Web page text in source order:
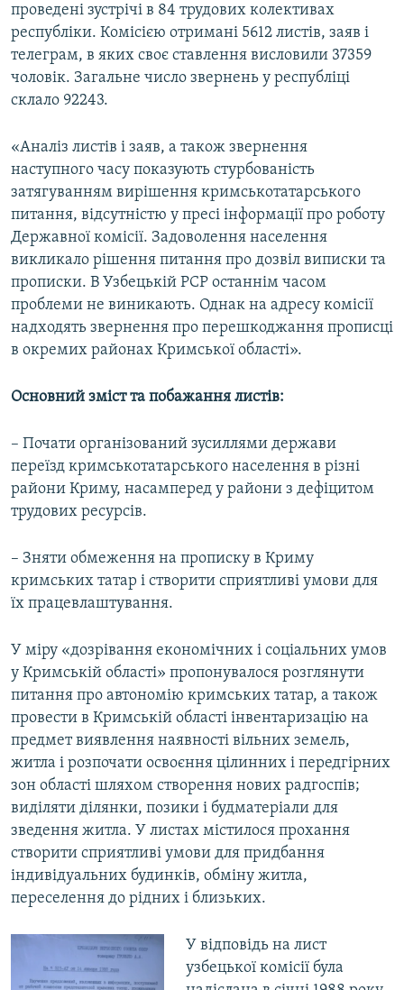
проведені зустрічі в 84 трудових колективах
республіки. Комісією отримані 5612 листів, заяв і
телеграм, в яких своє ставлення висловили 37359
чоловік. Загальне число звернень у республіці
склало 92243.
«Аналіз листів і заяв, а також звернення
наступного часу показують стурбованість
затягуванням вирішення кримськотатарського
питання, відсутністю у пресі інформації про роботу
Державної комісії. Задоволення населення
викликало рішення питання про дозвіл виписки та
прописки. В Узбецькій РСР останнім часом
проблеми не виникають. Однак на адресу комісії
надходять звернення про перешкоджання прописці
в окремих районах Кримської області».
Основний зміст та побажання листів:
– Почати організований зусиллями держави
переїзд кримськотатарського населення в різні
райони Криму, насамперед у райони з дефіцитом
трудових ресурсів.
– Зняти обмеження на прописку в Криму
кримських татар і створити сприятливі умови для
їх працевлаштування.
У міру «дозрівання економічних і соціальних умов
у Кримській області» пропонувалося розглянути
питання про автономію кримських татар, а також
провести в Кримській області інвентаризацію на
предмет виявлення наявності вільних земель,
житла і розпочати освоєння цілинних і передгірних
зон області шляхом створення нових радгоспів;
виділяти ділянки, позики і будматеріали для
зведення житла. У листах містилося прохання
створити сприятливі умови для придбання
індивідуальних будинків, обміну житла,
переселення до рідних і близьких.
У відповідь на лист
узбецької комісії була